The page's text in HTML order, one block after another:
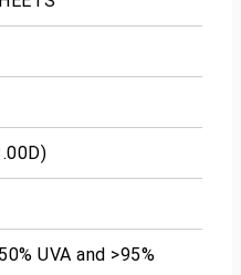
UVA and >95%